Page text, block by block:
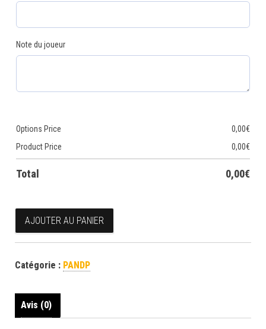
Note du joueur
Options Price 0,00€
Product Price
0,00€
Total 0,00€
quantité de Pitch and Putt 2026 Tour 6
AJOUTER AU PANIER
Catégorie : PANDP
Avis (0)